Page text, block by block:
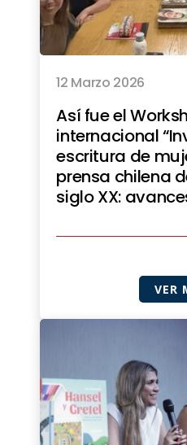
12 Marzo 2026
Así fue el
internacional
escritura de
prensa chilena
siglo XX:
VER